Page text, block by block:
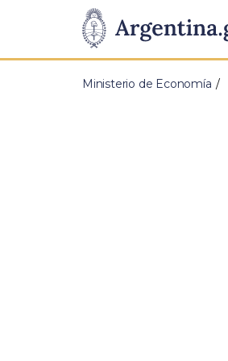
Presidencia
de
Pasar al contenido principal
Ministerio de Economía